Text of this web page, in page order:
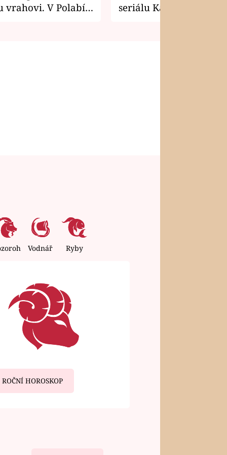
vrahovi. V Polabí
seriálu Kamarádi
Vodnář Ryby
ROČNÍ HOROSKOP